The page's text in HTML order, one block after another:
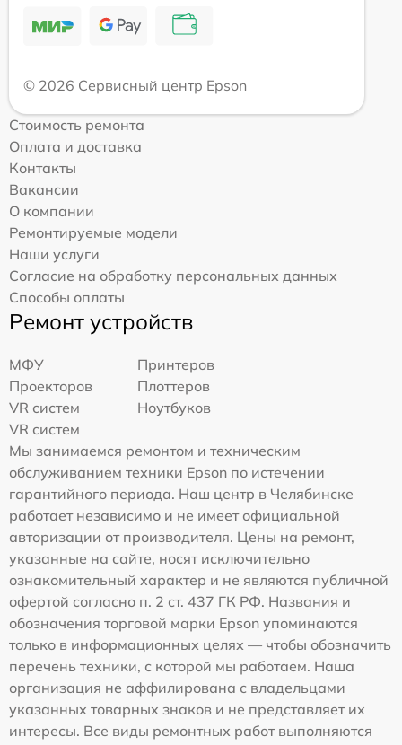
© 2026 Сервисный центр Epson
Стоимость ремонта
Оплата и доставка
Контакты
Вакансии
О компании
Ремонтируемые модели
Наши услуги
Согласие на обработку персональных данных
Способы оплаты
Ремонт устройств
МФУ
Принтеров
Проекторов
Плоттеров
VR систем
Ноутбуков
VR систем
Мы занимаемся ремонтом и техническим
обслуживанием техники Epson по истечении
гарантийного периода. Наш центр в Челябинске
работает независимо и не имеет официальной
авторизации от производителя. Цены на ремонт,
указанные на сайте, носят исключительно
ознакомительный характер и не являются публичной
офертой согласно п. 2 ст. 437 ГК РФ. Названия и
обозначения торговой марки Epson упоминаются
только в информационных целях — чтобы обозначить
перечень техники, с которой мы работаем. Наша
организация не аффилирована с владельцами
указанных товарных знаков и не представляет их
интересы. Все виды ремонтных работ выполняются